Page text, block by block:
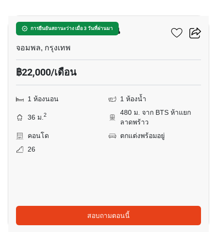
การยืนยันสถานะว่าง เมื่อ 3 วันที่ผ่านมา
เดอะ ไลน์ ไวบ์ พหลโยธิน
จอมพล, กรุงเทพ
฿22,000/เดือน
1 ห้องนอน 1 ห้องน้ำ
36 ม.2
480 ม. จาก BTS ห้าแยก
ลาดพร้าว
คอนโด
ตกแต่งพร้อมอยู่
26
สอบถามตอนนี้